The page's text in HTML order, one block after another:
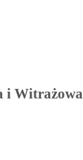
i Witrażowa